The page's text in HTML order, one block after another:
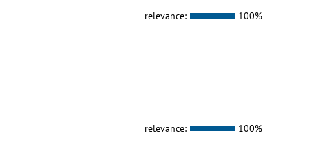
relevance: 100%
relevance: 100%